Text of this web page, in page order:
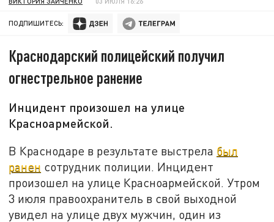
ПОДПИШИТЕСЬ:
Краснодарский полицейский получил
огнестрельное ранение
Инцидент произошел на улице
Красноармейской.
В Краснодаре в результате выстрела был
ранен сотрудник полиции. Инцидент
произошел на улице Красноармейской. Утром
3 июля правоохранитель в свой выходной
увидел на улице двух мужчин, один из